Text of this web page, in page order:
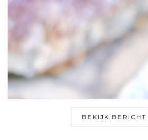
BEKIJK BERICHT